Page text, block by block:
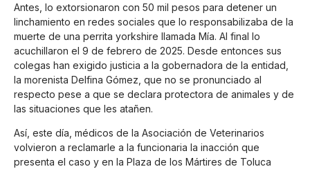
Antes, lo extorsionaron con 50 mil pesos para detener un
linchamiento en redes sociales que lo responsabilizaba de la
muerte de una perrita yorkshire llamada Mía. Al final lo
acuchillaron el 9 de febrero de 2025. Desde entonces sus
colegas han exigido justicia a la gobernadora de la entidad,
la morenista Delfina Gómez, que no se pronunciado al
respecto pese a que se declara protectora de animales y de
las situaciones que les atañen.
Así, este día, médicos de la Asociación de Veterinarios
volvieron a reclamarle a la funcionaria la inacción que
presenta el caso y en la Plaza de los Mártires de Toluca